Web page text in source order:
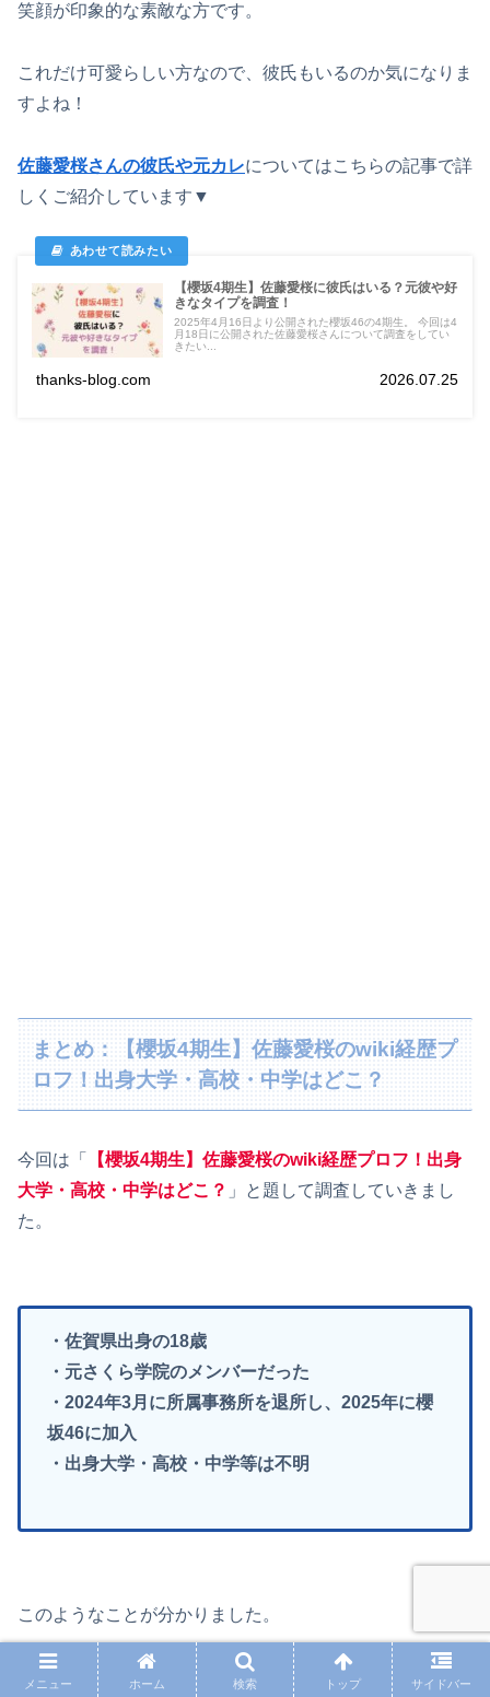
笑顔が印象的な素敵な方です。
これだけ可愛らしい方なので、彼氏もいるのか気になりま
すよね！
佐藤愛桜さんの彼氏や元カレについてはこちらの記事で詳
しくご紹介しています▼
【櫻坂4期生】佐藤愛桜に彼氏はいる？元彼や好
きなタイプを調査！
2025年4月16日より公開された櫻坂46の4期生。 今回は4
月18日に公開された佐藤愛桜さんについて調査をしてい
きたい...
thanks-blog.com 2026.07.25
まとめ：【櫻坂4期生】佐藤愛桜のwiki経歴プ
ロフ！出身大学・高校・中学はどこ？
今回は「
【櫻坂4期生】佐藤愛桜のwiki経歴プロフ！出身
大学・高校・中学はどこ？ 」と題して調査していきまし
た。
・佐賀県出身の18歳
・元さくら学院のメンバーだった
・2024年3月に所属事務所を退所し、2025年に櫻
坂46に加入
・出身大学・高校・中学等は不明
このようなことが分かりました。
過去に芸能活動をしていたという【櫻坂4期生】佐藤愛桜
メニュー ホーム 検索 トップ サイドバー